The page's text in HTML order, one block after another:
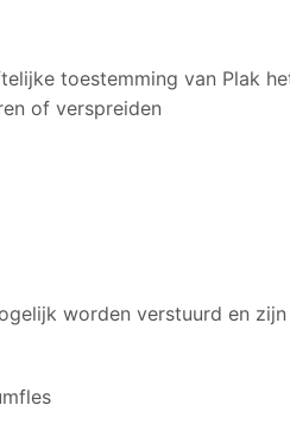
toestemming van Plak
of verspreiden
worden verstuurd en